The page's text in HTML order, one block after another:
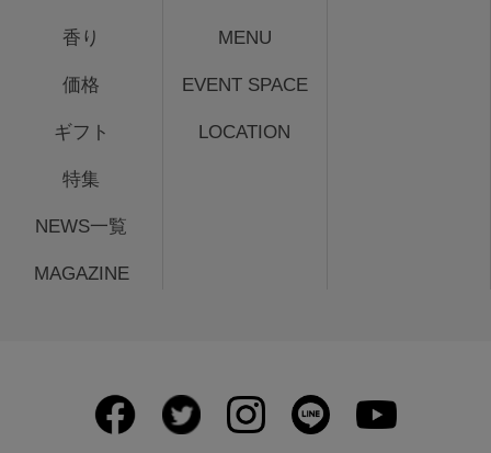
香り
価格
ギフト
特集
NEWS一覧
MAGAZINE
MENU
EVENT SPACE
LOCATION